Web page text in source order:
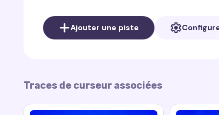
Dans la collection Dragons: Rescue Riderssur
traceurs de curseur inspirés par les
Pour ajouter le traceur de curseur à votre
Ajouter une piste
Traces de curseur associées